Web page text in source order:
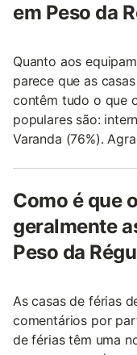
em Peso da
Quanto aos
parece que as
contêm tudo o que
populares são:
Varanda (76%).
Como é que
geralmente
Peso da
As casas de férias
comentários por
de férias têm uma